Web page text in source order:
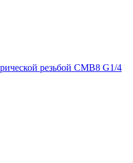
резьбой СМВ8 G1/4